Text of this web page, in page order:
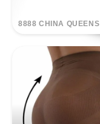
8888 CHINA QUEENS